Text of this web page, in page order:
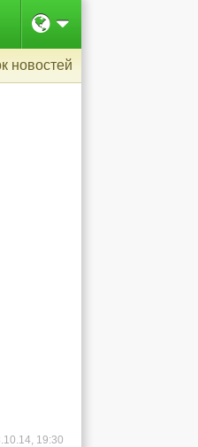
новостей
19:30